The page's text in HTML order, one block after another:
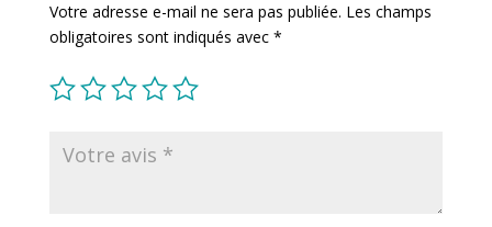
Votre adresse e-mail ne sera pas publiée. Les champs
obligatoires sont indiqués avec *